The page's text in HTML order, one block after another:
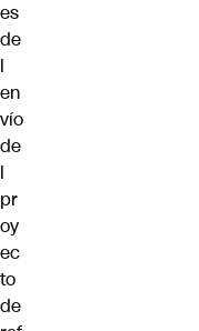
es
de
l
en
vío
de
l
pr
oy
ec
to
de